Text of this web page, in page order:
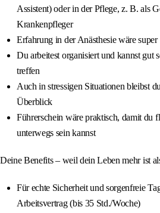
Assistent) oder in der Pflege, z. B. als
Krankenpfleger
Erfahrung in der Anästhesie wäre super
Du arbeitest organisiert und kannst gut
treffen
Auch in stressigen Situationen bleibst
Überblick
Führerschein wäre praktisch, damit du
unterwegs sein kannst
Deine Benefits – weil dein Leben mehr ist
Für echte Sicherheit und sorgenfreie
Arbeitsvertrag (bis 35 Std./Woche)